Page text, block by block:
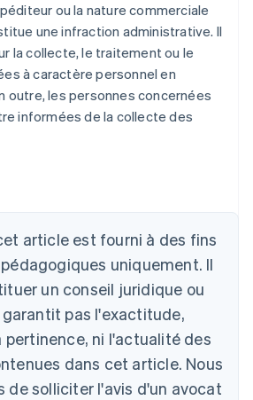
ou la nature commerciale
une infraction administrative. Il
la collecte, le traitement ou le
à caractère personnel en
outre, les personnes concernées
informées de la collecte des
article est fourni à des fins
uniquement. Il
un conseil juridique ou
pas l'exactitude,
pertinence, ni l'actualité des
dans cet article. Nous
de solliciter l'avis d'un avocat
Deutsch English